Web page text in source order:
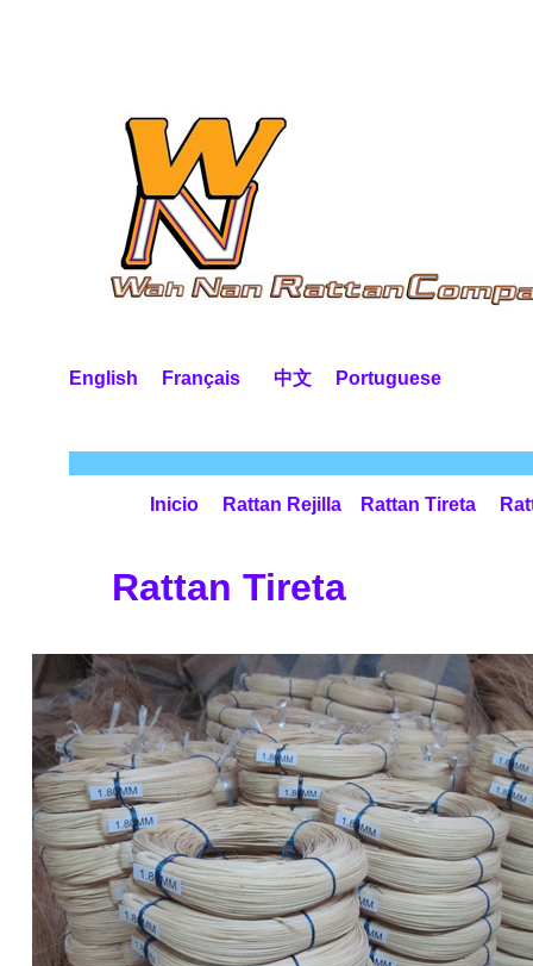
English Français 中文 Portuguese
Inicio Rattan Rejilla Rattan Tireta
Rattan Tireta